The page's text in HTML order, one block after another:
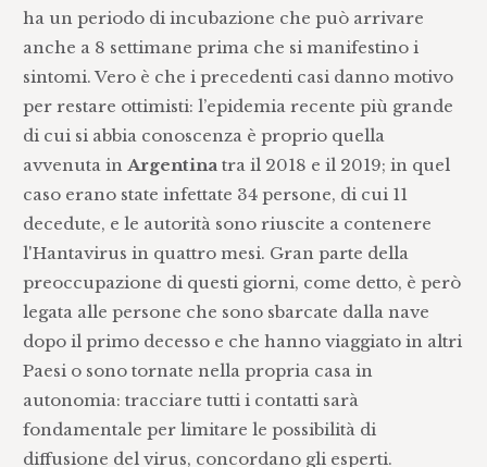
ha un periodo di incubazione che può arrivare
anche a 8 settimane prima che si manifestino i
sintomi. Vero è che i precedenti casi danno motivo
per restare ottimisti: l’epidemia recente più grande
di cui si abbia conoscenza è proprio quella
avvenuta inArgentinatra il 2018 e il 2019; in quel
caso erano state infettate 34 persone, di cui 11
decedute, e le autorità sono riuscite a contenere
l'Hantavirus in quattro mesi. Gran parte della
preoccupazione di questi giorni, come detto, è però
legata alle persone che sono sbarcate dalla nave
dopo il primo decesso e che hanno viaggiato in altri
Paesi o sono tornate nella propria casa in
autonomia: tracciare tutti i contatti sarà
fondamentale per limitare le possibilità di
diffusione del virus, concordano gli esperti.